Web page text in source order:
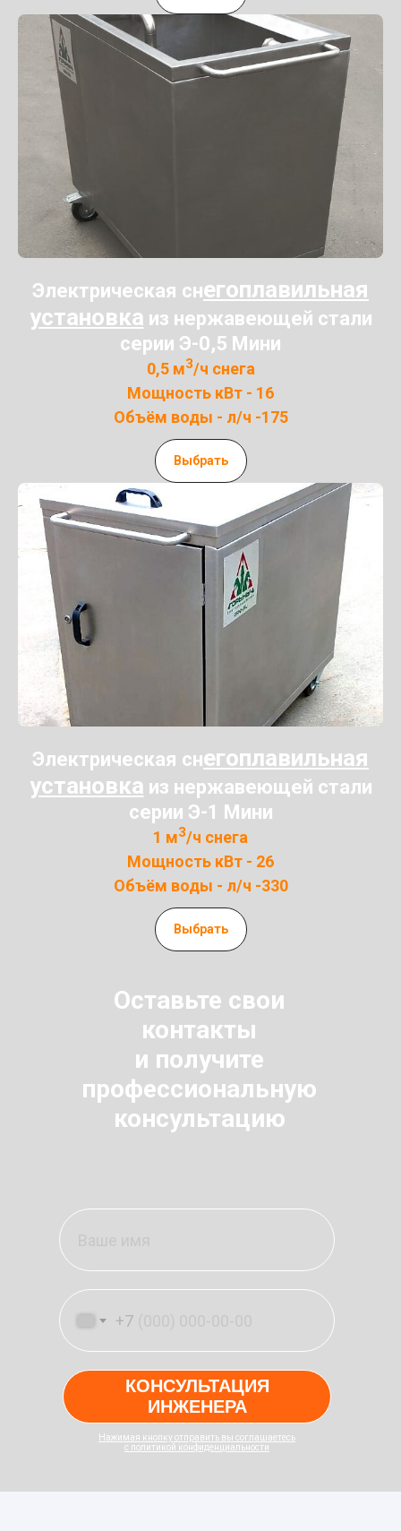
Электрическая снегоплавильная
установка из нержавеющей стали
серии Э-0,5 Мини
0,5 м3/ч снега
Мощность кВт - 16
Объём воды - л/ч -175
Выбрать
Электрическая снегоплавильная
установка из нержавеющей стали
серии Э-1 Мини
1 м3/ч снега
Мощность кВт - 26
Объём воды - л/ч -330
Выбрать
Нажимая кнопку отправить вы соглашаетесь
с политикой конфиденциальности
Оставьте свои
контакты
и получите
профессиональную
консультацию
+7
КОНСУЛЬТАЦИЯ
ИНЖЕНЕРА